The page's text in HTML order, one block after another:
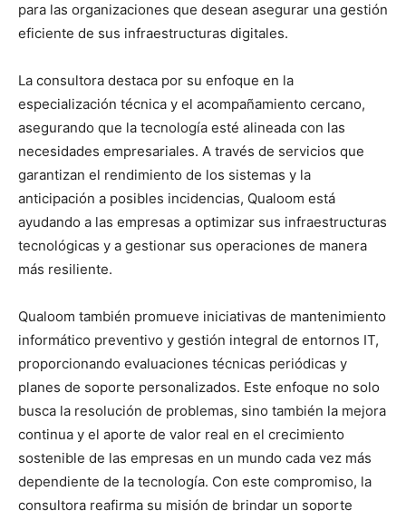
para las organizaciones que desean asegurar una gestión
eficiente de sus infraestructuras digitales.
La consultora destaca por su enfoque en la
especialización técnica y el acompañamiento cercano,
asegurando que la tecnología esté alineada con las
necesidades empresariales. A través de servicios que
garantizan el rendimiento de los sistemas y la
anticipación a posibles incidencias, Qualoom está
ayudando a las empresas a optimizar sus infraestructuras
tecnológicas y a gestionar sus operaciones de manera
más resiliente.
Qualoom también promueve iniciativas de mantenimiento
informático preventivo y gestión integral de entornos IT,
proporcionando evaluaciones técnicas periódicas y
planes de soporte personalizados. Este enfoque no solo
busca la resolución de problemas, sino también la mejora
continua y el aporte de valor real en el crecimiento
sostenible de las empresas en un mundo cada vez más
dependiente de la tecnología. Con este compromiso, la
consultora reafirma su misión de brindar un soporte